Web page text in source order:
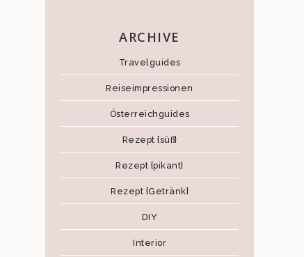
ARCHIVE
Travelguides
Reiseimpressionen
Österreichguides
Rezept {süß}
Rezept {pikant}
Rezept {Getränk}
DIY
Interior